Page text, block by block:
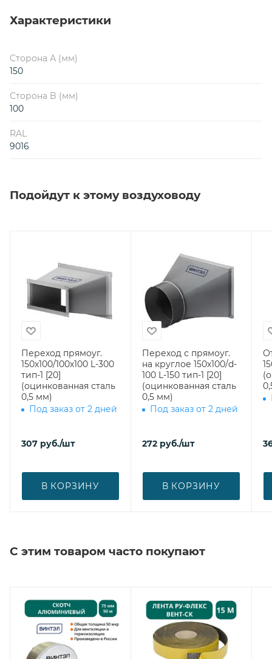
Характеристики
Сторона А (мм)
150
Сторона B (мм)
100
RAL
9016
Подойдут к этому воздуховоду
Переход прямоуг.
150х100/100х100 L-300
тип-1 [20]
(оцинкованная сталь
0,5 мм)
Под заказ от 2 дней
307 руб./шт
В КОРЗИНУ
Переход с прямоуг.
на круглое 150х100/d-
100 L-150 тип-1 [20]
(оцинкованная сталь
0,5 мм)
Под заказ от 2 дней
272 руб./шт
В КОРЗИНУ
С этим товаром часто покупают